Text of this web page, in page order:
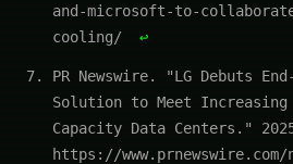
and-microsoft-to-
cooling/
↩
PR Newswire. "LG Debuts
Solution to Meet Increasing
Capacity Data Centers."
https://